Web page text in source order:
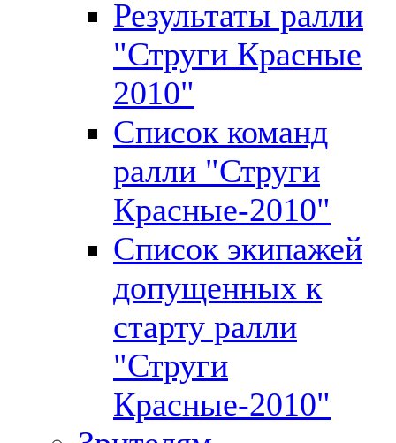
Результаты ралли
"Струги Красные
2010"
Список команд
ралли "Струги
Красные-2010"
Список экипажей
допущенных к
старту ралли
"Струги
Красные-2010"